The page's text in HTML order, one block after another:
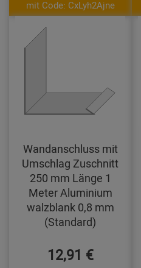
mit Code: CxLyh2Ajne
Wandanschluss mit
Umschlag Zuschnitt
250 mm Länge 1
Meter Aluminium
walzblank 0,8 mm
(Standard)
12,91 €